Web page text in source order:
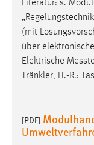
Literatur: s.
(mit
über
Elektrische
Tränkler, H.-R.:
[PDF]